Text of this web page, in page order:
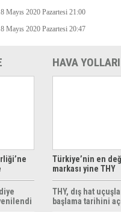
Mayıs 2020 Pazartesi 21:00
Mayıs 2020 Pazartesi 20:47
HAVA YOLLARI
Türkiye’nin en
markası yine THY
THY, dış hat
başlama tarihini